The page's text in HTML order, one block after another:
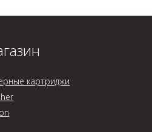
картриджи